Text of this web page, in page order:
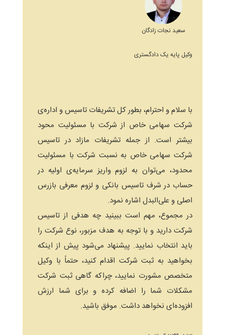
سعید نجات زادگان
وکیل پایه یک دادگستری
با سلام و احترام، بطور کل تشریفات تاسیس و اداره‌ی
شرکت سهامی خاص از شرکت با مسئولیت محود
بیشتر است. از جمله تشریفات مازاد در تاسیس
شرکت سهامی خاص به نسبت شرکت با مسئولیت
محدود، می‌توان به لزوم واریز سرمایه‌ی اولیه در
حساب در شرف تاسیس بانکی و لزوم معرفی بازرس
اصلی و علی‌البدل اشاره نمود.
در مجموع، مهم است ببینید چه هدفی از تاسیس
شرکت دارید و با توجه به هدف مزبور، نوع شرکت را
باید انتخاب نمایید. پیشنهاد می‌شود پیش از اینکه
بخواهید به ثبت شرکت اقدام کنید، حتماً با وکیل
متخصص مشورت نمایید، چراکه گاهی ثبت شرکت
مشکلات شما را اضافه کرده و برای شما ارزش
افزوده‌ای نخواهد داشت. موفق باشید.